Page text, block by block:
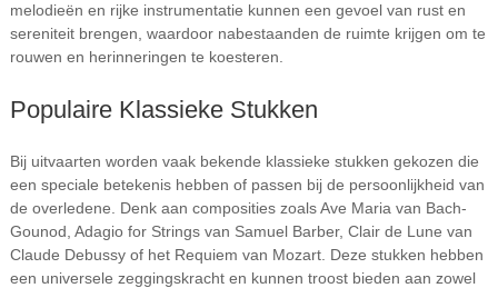
melodieën en rijke instrumentatie kunnen een gevoel van rust en
sereniteit brengen, waardoor nabestaanden de ruimte krijgen om te
rouwen en herinneringen te koesteren.
Populaire Klassieke Stukken
Bij uitvaarten worden vaak bekende klassieke stukken gekozen die
een speciale betekenis hebben of passen bij de persoonlijkheid van
de overledene. Denk aan composities zoals Ave Maria van Bach-
Gounod, Adagio for Strings van Samuel Barber, Clair de Lune van
Claude Debussy of het Requiem van Mozart. Deze stukken hebben
een universele zeggingskracht en kunnen troost bieden aan zowel